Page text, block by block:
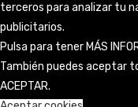
terceros para analizar tu
publicitarios.
Pulsa para tener MÁS
También puedes aceptar
ACEPTAR.